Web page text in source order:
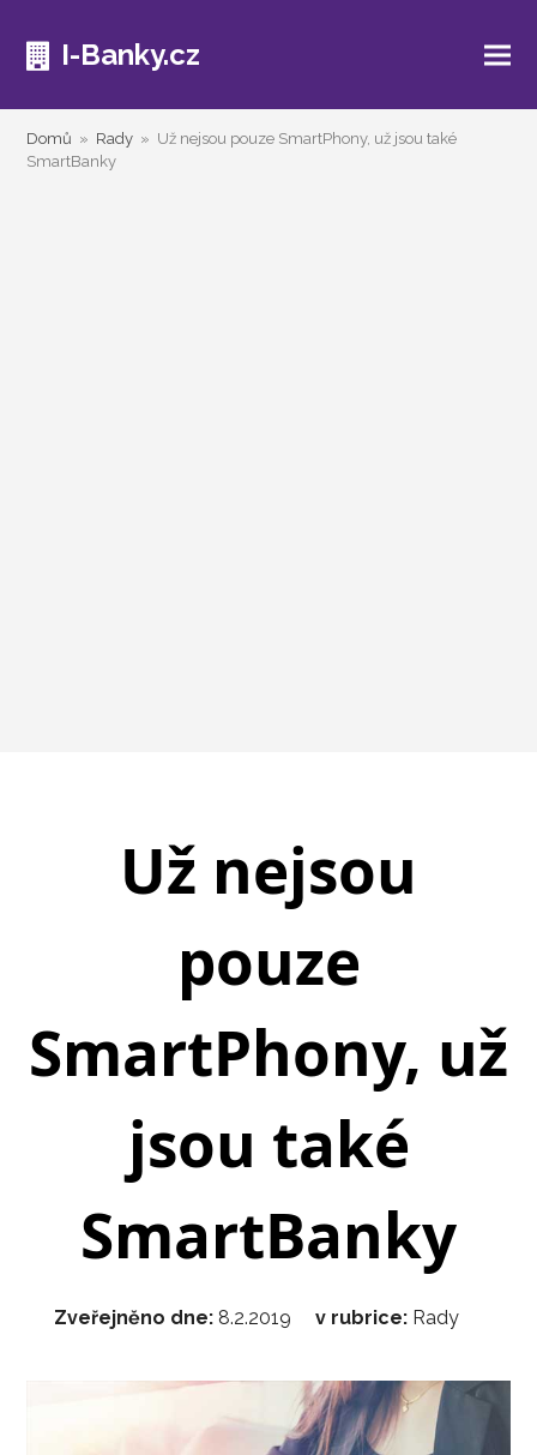
I-Banky.cz
Domů » Rady » Už nejsou pouze SmartPhony, už jsou také
SmartBanky
Už nejsou
pouze
SmartPhony, už
jsou také
SmartBanky
Zveřejněno dne: 8.2.2019 v rubrice: Rady